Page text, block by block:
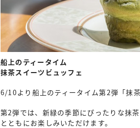
船上のティータイム
抹茶スイーツビュッフェ
6/10より船上のティータイム第2弾「抹
第2弾では、新緑の季節にぴったりな抹
とともにお楽しみいただけます。